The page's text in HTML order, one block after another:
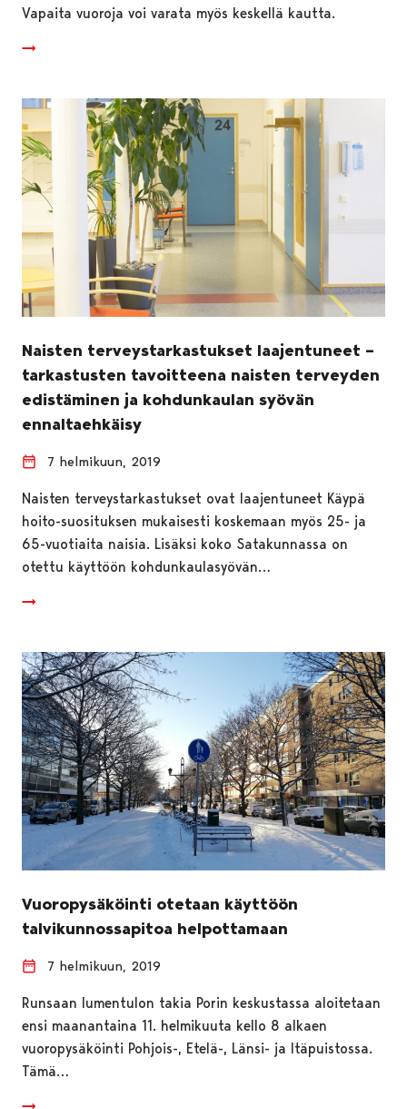
Vapaita vuoroja voi varata myös keskellä kautta.
Naisten terveystarkastukset laajentuneet –
tarkastusten tavoitteena naisten terveyden
edistäminen ja kohdunkaulan syövän
ennaltaehkäisy
7 helmikuun, 2019
Naisten terveystarkastukset ovat laajentuneet Käypä
hoito-suosituksen mukaisesti koskemaan myös 25- ja
65-vuotiaita naisia. Lisäksi koko Satakunnassa on
otettu käyttöön kohdunkaulasyövän…
Vuoropysäköinti otetaan käyttöön
talvikunnossapitoa helpottamaan
7 helmikuun, 2019
Runsaan lumentulon takia Porin keskustassa aloitetaan
ensi maanantaina 11. helmikuuta kello 8 alkaen
vuoropysäköinti Pohjois-, Etelä-, Länsi- ja Itäpuistossa.
Tämä…